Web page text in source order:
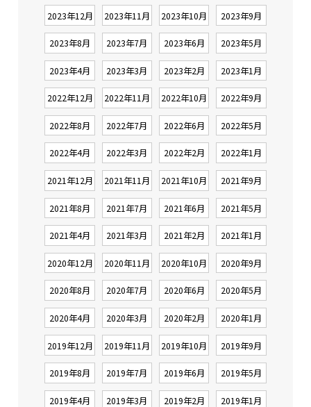
2023年12月 2023年11月 2023年10月 2023年9月
2023年8月 2023年7月 2023年6月 2023年5月
2023年4月 2023年3月 2023年2月 2023年1月
2022年12月 2022年11月 2022年10月 2022年9月
2022年8月 2022年7月 2022年6月 2022年5月
2022年4月 2022年3月 2022年2月 2022年1月
2021年12月 2021年11月 2021年10月 2021年9月
2021年8月 2021年7月 2021年6月 2021年5月
2021年4月 2021年3月 2021年2月 2021年1月
2020年12月 2020年11月 2020年10月 2020年9月
2020年8月 2020年7月 2020年6月 2020年5月
2020年4月 2020年3月 2020年2月 2020年1月
2019年12月 2019年11月 2019年10月 2019年9月
2019年8月 2019年7月 2019年6月 2019年5月
2019年4月 2019年3月 2019年2月 2019年1月